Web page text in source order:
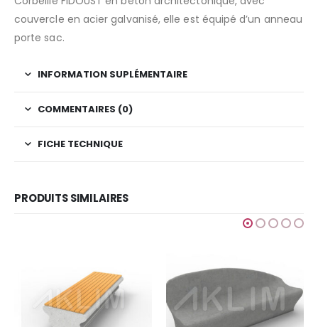
couvercle en acier galvanisé, elle est équipé d’un anneau
porte sac.
INFORMATION SUPLÉMENTAIRE
COMMENTAIRES (0)
FICHE TECHNIQUE
PRODUITS SIMILAIRES
BANCS, MOBILIER URBAIN
Banc ISLI 1300